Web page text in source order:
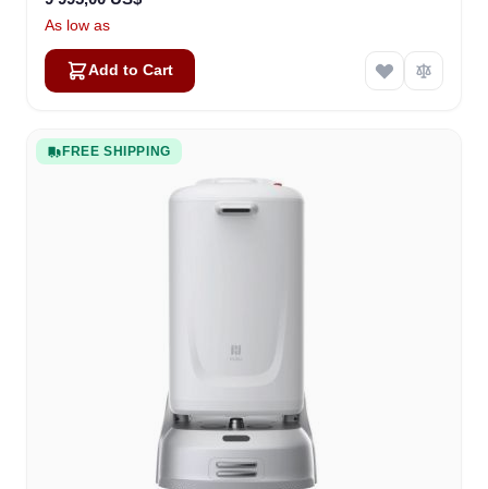
As low as
Add to Cart
FREE SHIPPING